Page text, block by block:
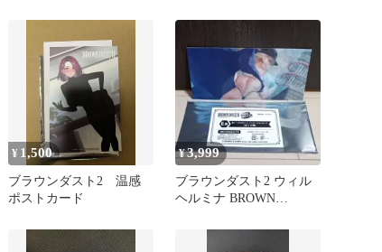
¥ 1,500
ブラウンダスト2 温感
ポストカード
¥3,999
ブラウンダスト2 ウィル
ヘルミナ BROWN